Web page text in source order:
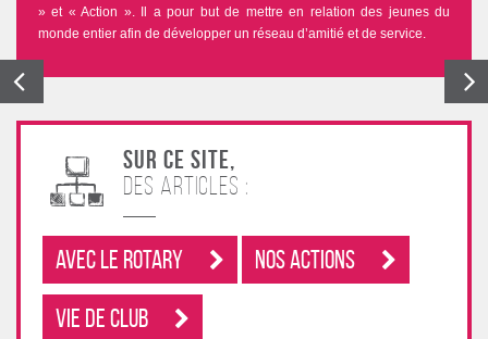
» et « Action ». Il a pour but de mettre en relation des jeunes du
monde entier afin de développer un réseau d’amitié et de service.
Sur ce site,
des articles :
Avec le rotary Nos Actions
Vie de club